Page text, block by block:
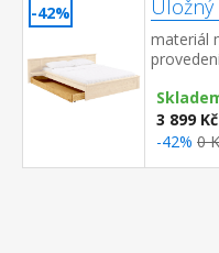
-42%
materiál
nosnost
8892
3 899 Kč
-42% 0